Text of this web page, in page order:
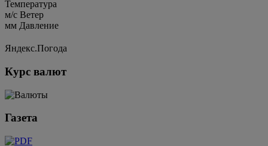
Температура
м/c Ветер
мм Давление
Яндекс.Погода
Курс валют
Газета